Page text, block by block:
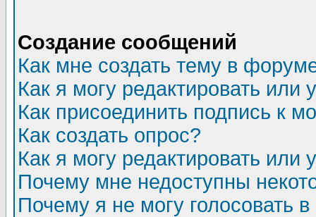
Создание сообщений
Как мне создать тему в
Как я могу редактировать или
Как присоединить подпись к
Как создать опрос?
Как я могу редактировать или
Почему мне недоступны
Почему я не могу голосовать